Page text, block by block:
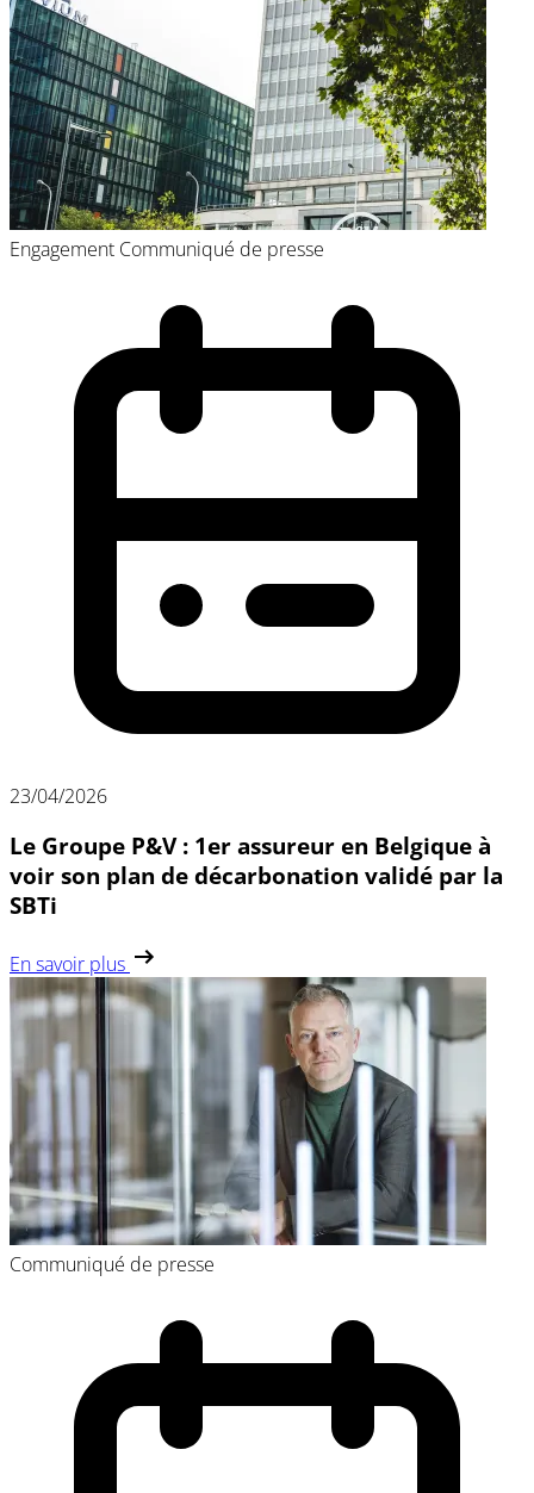
Engagement Communiqué de presse
23/04/2026
Le Groupe P&V : 1er assureur en Belgique à
voir son plan de décarbonation validé par la
SBTi
En savoir plus
Communiqué de presse